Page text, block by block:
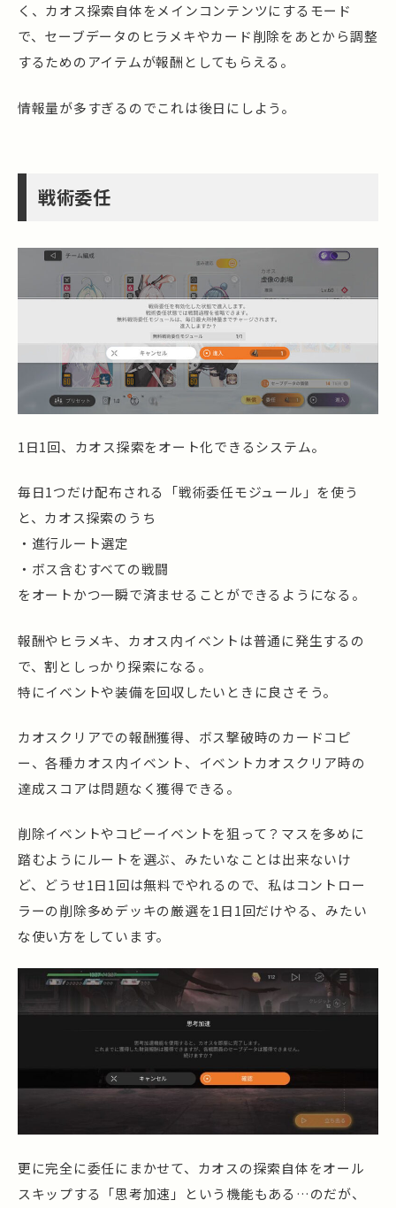
く、カオス探索自体をメインコンテンツにするモード
で、セーブデータのヒラメキやカード削除をあとから調整
するためのアイテムが報酬としてもらえる。
情報量が多すぎるのでこれは後日にしよう。
戦術委任
1日1回、カオス探索をオート化できるシステム。
毎日1つだけ配布される「戦術委任モジュール」を使う
と、カオス探索のうち
・進行ルート選定
・ボス含むすべての戦闘
をオートかつ一瞬で済ませることができるようになる。
報酬やヒラメキ、カオス内イベントは普通に発生するの
で、割としっかり探索になる。
特にイベントや装備を回収したいときに良さそう。
カオスクリアでの報酬獲得、ボス撃破時のカードコピ
ー、各種カオス内イベント、イベントカオスクリア時の
達成スコアは問題なく獲得できる。
削除イベントやコピーイベントを狙って？マスを多めに
踏むようにルートを選ぶ、みたいなことは出来ないけ
ど、どうせ1日1回は無料でやれるので、私はコントロー
ラーの削除多めデッキの厳選を1日1回だけやる、みたい
な使い方をしています。
更に完全に委任にまかせて、カオスの探索自体をオール
スキップする「思考加速」という機能もある…のだが、